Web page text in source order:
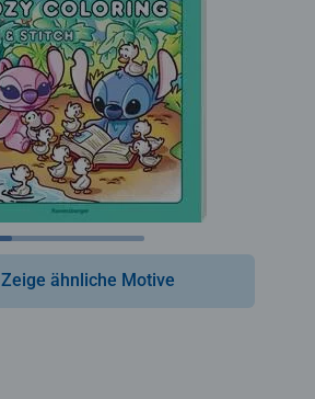
Zeige ähnliche Motive